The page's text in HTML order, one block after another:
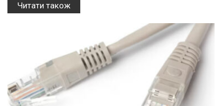
Читати також